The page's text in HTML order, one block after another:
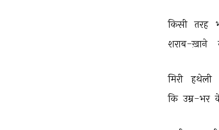
किसी तरह
शराब-ख़ाने
मिरी
हथेली
कि उम्र-भर